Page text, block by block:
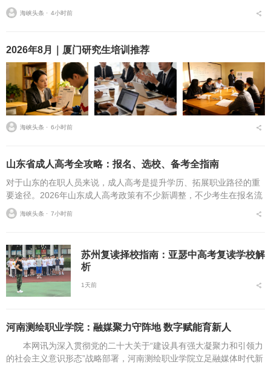
常常面临一个具体问题：字丑想改善，到底该练标准楷书，还是练楷
书快写，或者干脆练行...
海峡头条 ⋅ 4小时前
2026年8月｜厦门研究生培训推荐
海峡头条 ⋅ 6小时前
山东省成人高考全攻略：报名、选校、备考全指南
对于山东的在职人员来说，成人高考是提升学历、拓展职业路径的重
要途径。2026年山东成人高考政策有不少新调整，不少考生在报名流
程、条件筛选、院校选择等方面存在诸多疑问，本文将从报名全流
程、报考条件、院校...
海峡头条 ⋅ 7小时前
苏州复读择校指南：亚瑟中高考复读学校解
析
1天前
河南测绘职业学院：融媒聚力守阵地 数字赋能育新人
本网讯为深入贯彻党的二十大关于“建设具有强大凝聚力和引领力
的社会主义意识形态”战略部署，河南测绘职业学院立足融媒体时代新